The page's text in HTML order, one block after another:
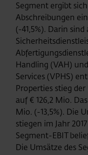
Segment ergibt
Abschreibungen
(-41,5%). Darin sind
Handling (VAH)
Services (VPHS)
Properties stieg der
auf € 126,2 Mio.
Mio. (-13,5%). Die
stiegen im Jahr
Segment-EBIT
Die Umsätze des